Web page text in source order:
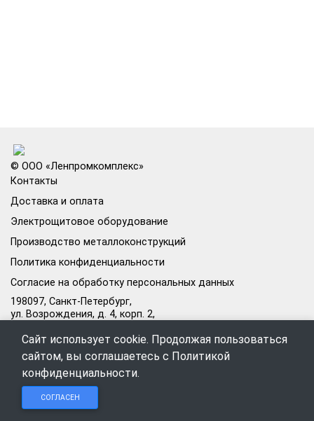
© ООО «Ленпромкомплекс»
Контакты
Доставка и оплата
Электрощитовое оборудование
Производство металлоконструкций
Политика конфиденциальности
Согласие на обработку персональных данных
198097, Санкт-Петербург,
ул. Возрождения, д. 4, корп. 2,
Режим работы офиса:
Пн–Пт: 09:00–18:00
+7 (812) 309-98-44
Сайт использует cookie. Продолжая пользоваться
сайтом, вы соглашаетесь с Политикой
конфиденциальности.
СОГЛАСЕН